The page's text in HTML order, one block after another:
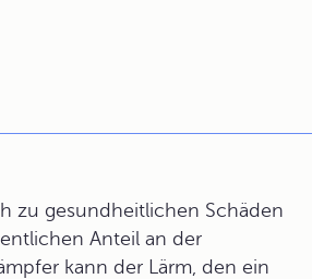
zu gesundheitlichen Schäden
Anteil an der
kann der Lärm, den ein